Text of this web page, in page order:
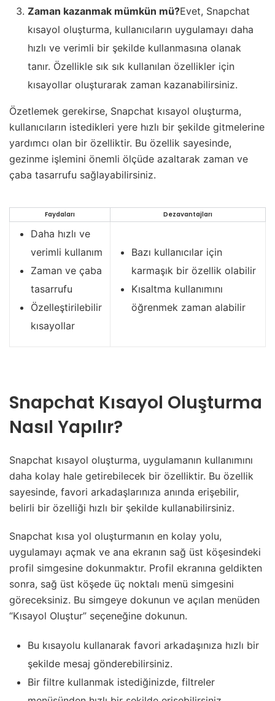
Zaman kazanmak mümkün mü?Evet, Snapchat
kısayol oluşturma, kullanıcıların uygulamayı daha
hızlı ve verimli bir şekilde kullanmasına olanak
tanır. Özellikle sık sık kullanılan özellikler için
kısayollar oluşturarak zaman kazanabilirsiniz.
Özetlemek gerekirse, Snapchat kısayol oluşturma,
kullanıcıların istedikleri yere hızlı bir şekilde gitmelerine
yardımcı olan bir özelliktir. Bu özellik sayesinde,
gezinme işlemini önemli ölçüde azaltarak zaman ve
çaba tasarrufu sağlayabilirsiniz.
Faydaları Dezavantajları
Daha hızlı ve
verimli kullanım
Zaman ve çaba
tasarrufu
Özelleştirilebilir
kısayollar
Bazı kullanıcılar için
karmaşık bir özellik olabilir
Kısaltma kullanımını
öğrenmek zaman alabilir
Snapchat Kısayol Oluşturma
Nasıl Yapılır?
Snapchat kısayol oluşturma, uygulamanın kullanımını
daha kolay hale getirebilecek bir özelliktir. Bu özellik
sayesinde, favori arkadaşlarınıza anında erişebilir,
belirli bir özelliği hızlı bir şekilde kullanabilirsiniz.
Snapchat kısa yol oluşturmanın en kolay yolu,
uygulamayı açmak ve ana ekranın sağ üst köşesindeki
profil simgesine dokunmaktır. Profil ekranına geldikten
sonra, sağ üst köşede üç noktalı menü simgesini
göreceksiniz. Bu simgeye dokunun ve açılan menüden
“Kısayol Oluştur” seçeneğine dokunun.
Bu kısayolu kullanarak favori arkadaşınıza hızlı bir
şekilde mesaj gönderebilirsiniz.
Bir filtre kullanmak istediğinizde, filtreler